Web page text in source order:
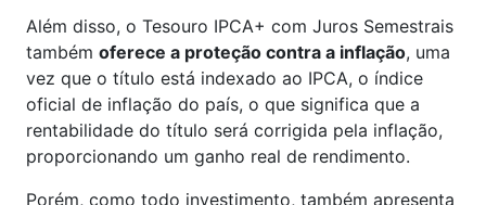
Além disso, o Tesouro IPCA+ com Juros Semestrais
também oferece a proteção contra a inflação, uma
vez que o título está indexado ao IPCA, o índice
oficial de inflação do país, o que significa que a
rentabilidade do título será corrigida pela inflação,
proporcionando um ganho real de rendimento.
Porém, como todo investimento, também apresenta